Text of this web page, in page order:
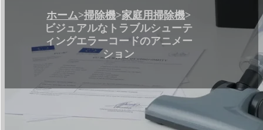
ホーム>掃除機>家庭用掃除機>
ビジュアルなトラブルシューテ
ィングエラーコードのアニメー
ション